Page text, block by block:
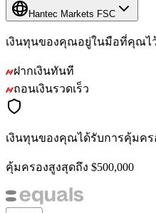
Hantec Markets FSC
เงินทุนของคุณอยู่ในมือที่คุณไว้
ฝากเงินทันที
ถอนเงินรวดเร็ว
เงินทุนของคุณได้รับการคุ้มคร
คุ้มครองสูงสุดถึง $500,000